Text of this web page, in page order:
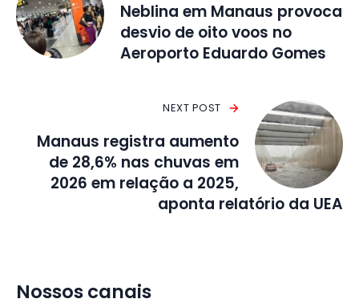
Neblina em Manaus provoca
desvio de oito voos no
Aeroporto Eduardo Gomes
NEXT POST
Manaus registra aumento
de 28,6% nas chuvas em
2026 em relação a 2025,
aponta relatório da UEA
Nossos canais